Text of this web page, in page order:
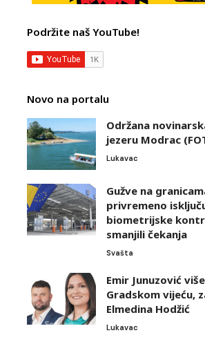
Podržite naš YouTube!
Novo na portalu
Održana
jezeru Modrac
Lukavac
Gužve na
privremeno
biometrijske
smanjili čekanja
Svašta
Emir Junuzović
Gradskom vijeću,
Elmedina Hodžić
Lukavac